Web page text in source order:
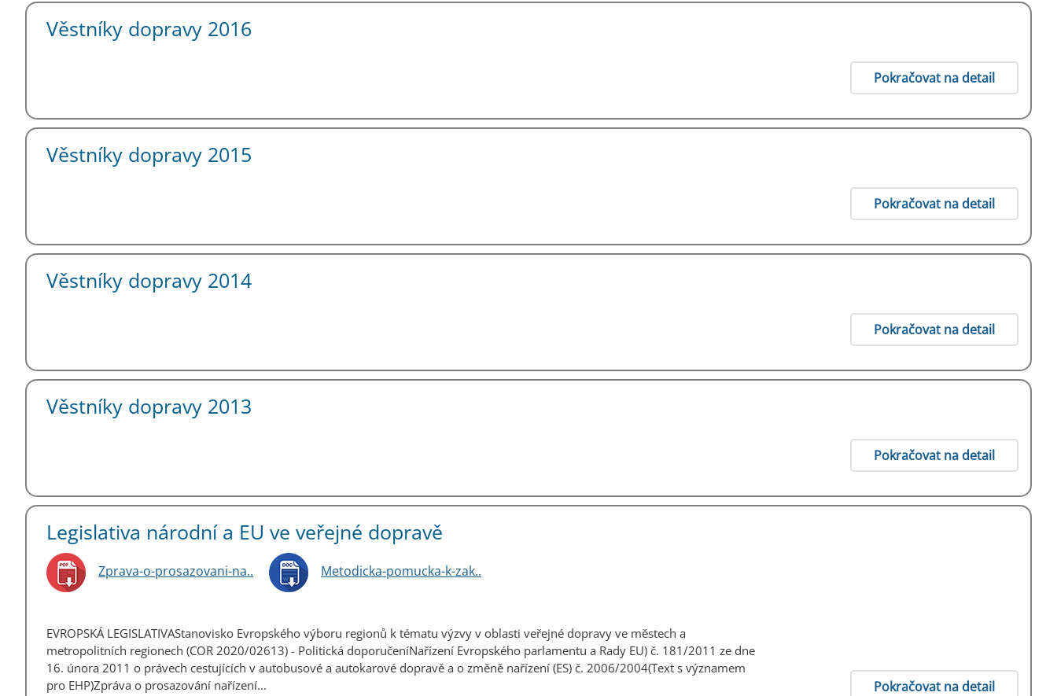
Věstníky dopravy 2016
Pokračovat na detail
Věstníky dopravy 2015
Pokračovat na detail
Věstníky dopravy 2014
Pokračovat na detail
Věstníky dopravy 2013
Pokračovat na detail
Legislativa národní a EU ve veřejné dopravě
Zprava-o-prosazovani-na.. Metodicka-pomucka-k-zak..
EVROPSKÁ LEGISLATIVAStanovisko Evropského výboru regionů k tématu výzvy v oblasti veřejné dopravy ve městech a
metropolitních regionech (COR 2020/02613) - Politická doporučeníNařízení Evropského parlamentu a Rady EU) č. 181/2011 ze dne
16. února 2011 o právech cestujících v autobusové a autokarové dopravě a o změně nařízení (ES) č. 2006/2004(Text s významem
pro EHP)Zpráva o prosazování nařízení...
Pokračovat na detail